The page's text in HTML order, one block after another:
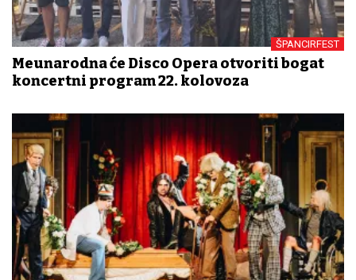
ŠPANCIRFEST
Međunarodna će Disco Opera otvoriti bogat
koncertni program 22. kolovoza